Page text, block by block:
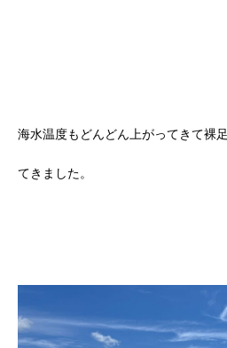
海水温度もどんどん上がってきて裸
てきました。